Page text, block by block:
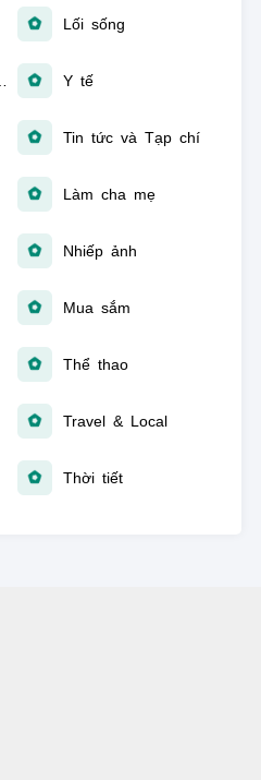
Lối sống
Y tế
Tin tức và Tạp chí
Làm cha mẹ
Nhiếp ảnh
Mua sắm
Thể thao
Travel & Local
Thời tiết